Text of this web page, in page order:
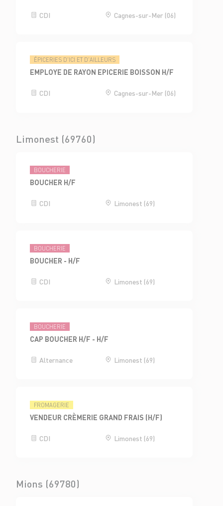
CDI Cagnes-sur-Mer (06)
ÉPICERIES D'ICI ET D'AILLEURS
EMPLOYE DE RAYON EPICERIE BOISSON H/F
CDI Cagnes-sur-Mer (06)
Limonest (69760)
BOUCHERIE
BOUCHER H/F
CDI Limonest (69)
BOUCHERIE
BOUCHER - H/F
CDI Limonest (69)
BOUCHERIE
CAP BOUCHER H/F - H/F
Alternance Limonest (69)
FROMAGERIE
VENDEUR CRÈMERIE GRAND FRAIS (H/F)
CDI Limonest (69)
Mions (69780)